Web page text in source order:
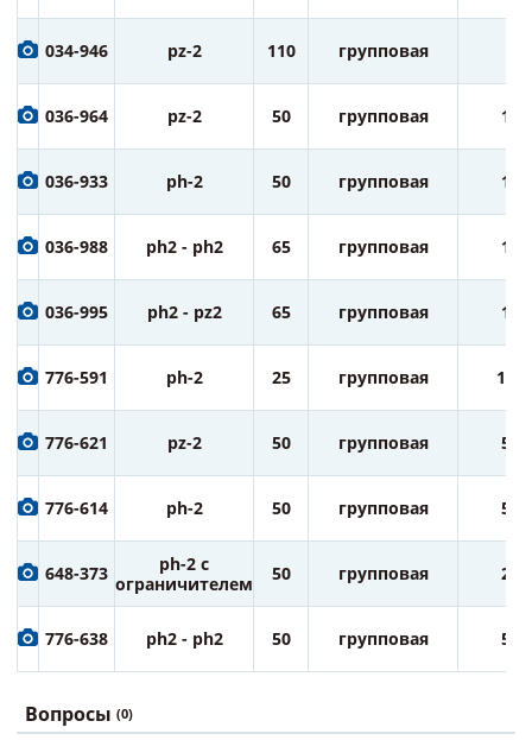
034-946 pz-2 110 групповая
036-964 pz-2 50 групповая 10
036-933 ph-2 50 групповая 10
036-988 ph2 - ph2 65 групповая 10
036-995 ph2 - pz2 65 групповая 10
776-591 ph-2 25 групповая 100
776-621 pz-2 50 групповая 50
776-614 ph-2 50 групповая 50
648-373
ph-2 с
ограничителем
50 групповая 25
776-638 ph2 - ph2 50 групповая 50
Вопросы (0)